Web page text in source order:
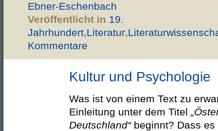
Ebner-Eschenbach
Veröffentlicht in 19.
Jahrhundert,Literatur,
Kommentare
Kultur und Psychologie
Was ist von einem Text zu
Einleitung unter dem Titel
Deutschland“beginnt? Dass